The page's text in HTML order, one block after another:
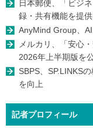
日本郵便、「ビジ
録・共有機能を提供
AnyMind Group、
メルカリ、「安心
2026年上半期版を
SBPS、SP.LINKS
を向上
記者プロフィール